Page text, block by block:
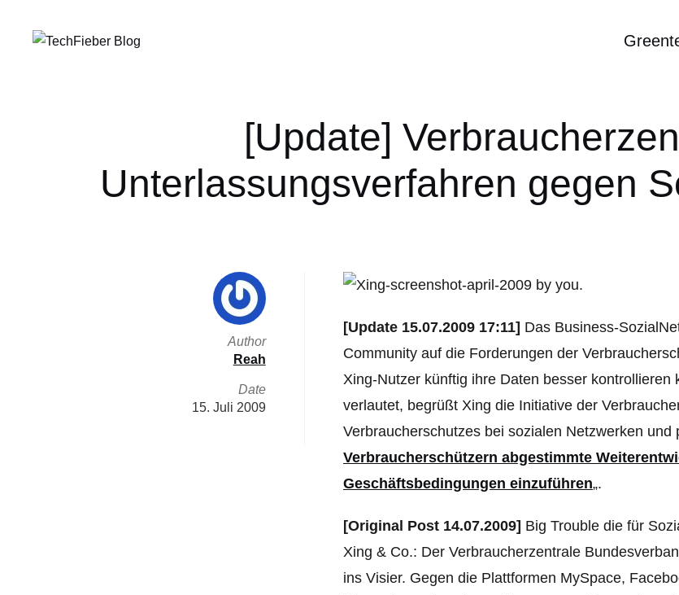
[Update]
Unterlassungsverfahren gegen
[Update 15.07.2009 17:11] Das Business-
Community auf die Forderungen der
Xing-Nutzer künftig ihre Daten besser
verlautet, begrüßt Xing die Initiative der
Verbraucherschutzes bei sozialen Netzwerken und
Verbraucherschützern abgestimmte
Geschäftsbedingungen einzuführen„.
[Original Post 14.07.2009] Big Trouble die für
Xing & Co.: Der Verbraucherzentrale
ins Visier. Gegen die Plattformen MySpace,
Author
Reah
Date
15. Juli 2009